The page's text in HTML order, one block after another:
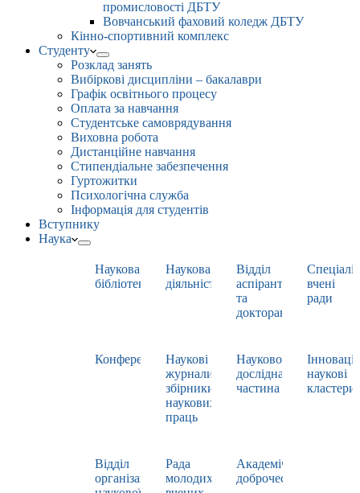
промисловості ДБТУ
Вовчанський фаховий коледж ДБТУ
Кінно-спортивний комплекс
Студенту
Розклад занять
Вибіркові дисципліни – бакалаври
Графік освітнього процесу
Оплата за навчання
Студентське самоврядування
Виховна робота
Дистанційне навчання
Стипендіальне забезпечення
Гуртожитки
Психологічна служба
Інформація для студентів
Вступнику
Наука
Наукова
бібліотека
Наукова
діяльність
Відділ
аспірантури
та
докторантури
вчені
ради
Конференції
Наукові
журнали,
збірники
наукових
праць
Науково-
дослідна
частина
наукові
кластери
Відділ
організації
Рада
молодих
Академічна
доброчесність